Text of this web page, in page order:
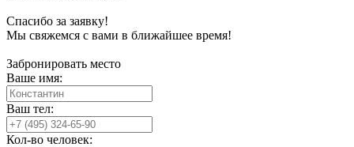
Спасибо за заявку!
Мы свяжемся с вами в ближайшее время!
Забронировать место
Ваше имя:
Ваш тел:
Кол-во человек: